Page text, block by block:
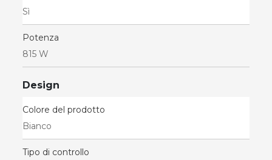
Sì
Potenza
815 W
Design
Colore del prodotto
Bianco
Tipo di controllo